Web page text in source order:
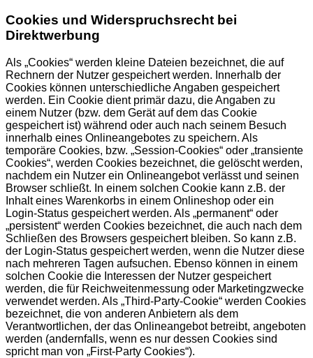
Cookies und Widerspruchsrecht bei
Direktwerbung
Als „Cookies“ werden kleine Dateien bezeichnet, die auf
Rechnern der Nutzer gespeichert werden. Innerhalb der
Cookies können unterschiedliche Angaben gespeichert
werden. Ein Cookie dient primär dazu, die Angaben zu
einem Nutzer (bzw. dem Gerät auf dem das Cookie
gespeichert ist) während oder auch nach seinem Besuch
innerhalb eines Onlineangebotes zu speichern. Als
temporäre Cookies, bzw. „Session-Cookies“ oder „transiente
Cookies“, werden Cookies bezeichnet, die gelöscht werden,
nachdem ein Nutzer ein Onlineangebot verlässt und seinen
Browser schließt. In einem solchen Cookie kann z.B. der
Inhalt eines Warenkorbs in einem Onlineshop oder ein
Login-Status gespeichert werden. Als „permanent“ oder
„persistent“ werden Cookies bezeichnet, die auch nach dem
Schließen des Browsers gespeichert bleiben. So kann z.B.
der Login-Status gespeichert werden, wenn die Nutzer diese
nach mehreren Tagen aufsuchen. Ebenso können in einem
solchen Cookie die Interessen der Nutzer gespeichert
werden, die für Reichweitenmessung oder Marketingzwecke
verwendet werden. Als „Third-Party-Cookie“ werden Cookies
bezeichnet, die von anderen Anbietern als dem
Verantwortlichen, der das Onlineangebot betreibt, angeboten
werden (andernfalls, wenn es nur dessen Cookies sind
spricht man von „First-Party Cookies“).